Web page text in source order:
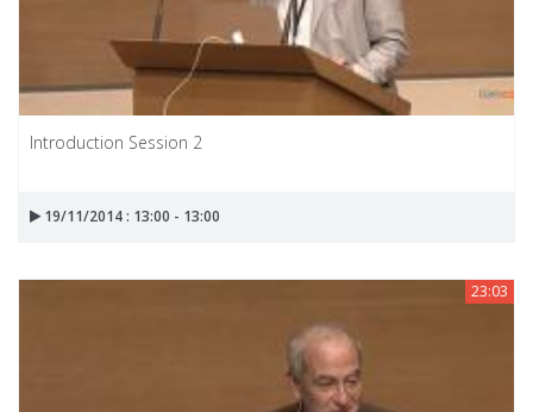
Introduction Session 2
19/11/2014 : 13:00 - 13:00
23:03